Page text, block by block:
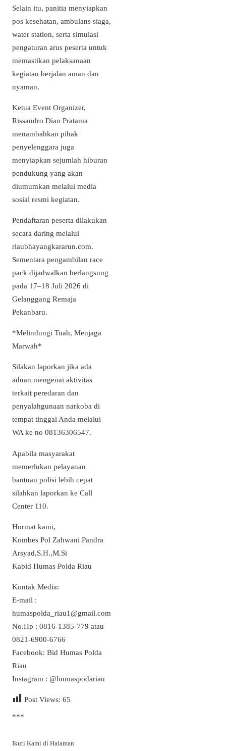
Selain itu, panitia menyiapkan
pos kesehatan, ambulans siaga,
water station, serta simulasi
pengaturan arus peserta untuk
memastikan pelaksanaan
kegiatan berjalan aman dan
nyaman.
Ketua Event Organizer,
Rissandro Dian Pratama
menambahkan pihak
penyelenggara juga
menyiapkan sejumlah hiburan
pendukung yang akan
diumumkan melalui media
sosial resmi kegiatan.
Pendaftaran peserta dilakukan
secara daring melalui
riaubhayangkararun.com.
Sementara pengambilan race
pack dijadwalkan berlangsung
pada 17–18 Juli 2026 di
Gelanggang Remaja
Pekanbaru.
*Melindungi Tuah, Menjaga
Marwah*
Silakan laporkan jika ada
aduan mengenai aktivitas
terkait peredaran dan
penyalahgunaan narkoba di
tempat tinggal Anda melalui
WA ke no 08136306547.
Apabila masyarakat
memerlukan pelayanan
bantuan polisi lebih cepat
silahkan laporkan ke Call
Center 110.
Hormat kami,
Kombes Pol Zahwani Pandra
Arsyad,S.H.,M.Si
Kabid Humas Polda Riau
Kontak Media:
E-mail :
humaspolda_riau1@gmail.com
No.Hp : 0816-1385-779 atau
0821-6900-6766
Facebook: Bid Humas Polda
Riau
Instagram : @humaspodariau
Post Views: 65
***
Ikuti Kami di Halaman